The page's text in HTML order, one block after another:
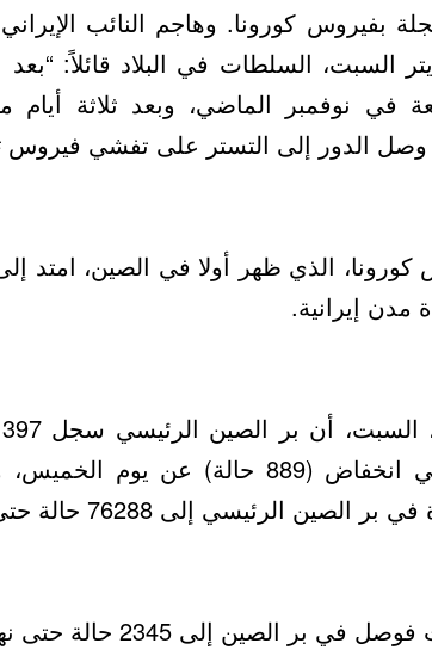
بفيروس كورونا. وهاجم النائب
السبت، السلطات في البلاد قائلاً:
في نوفمبر الماضي، وبعد ثلاثة
وصل الدور إلى التستر على تفشي فيروس
الذي ظهر أولا في الصين، امتد
مدن إيرانية.
يوم الجمعة، في انخفاض (889 حالة)
الرئيسي إلى 76288 حالة حتى الآن.
الصين إلى 2345 حالة حتى نهاية يوم الجمعة.